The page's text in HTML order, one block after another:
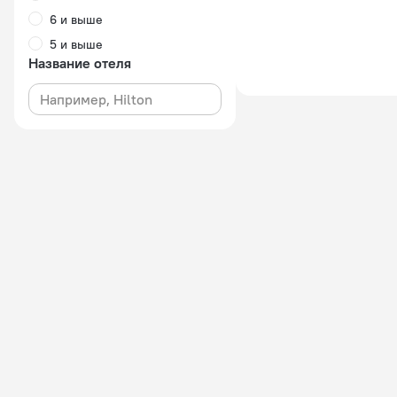
6 и выше
5 и выше
Название отеля